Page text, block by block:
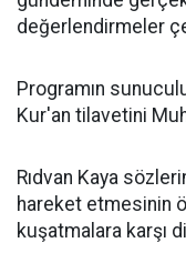
değerlendirmeler
Programın
Kur'an tilavetini
Rıdvan Kaya
hareket etmesinin
kuşatmalara karşı